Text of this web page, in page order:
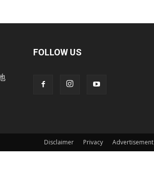
FOLLOW US
Disclaimer Privacy Advertisement